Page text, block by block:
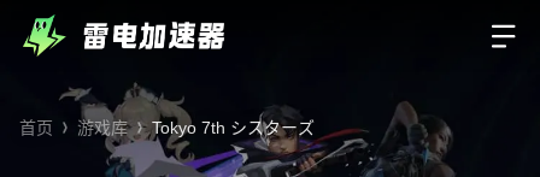
首页 游戏库 Tokyo 7th シスターズ